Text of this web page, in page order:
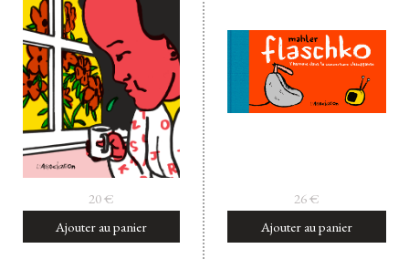
20€
Ajouter au panier
26€
Ajouter au panier